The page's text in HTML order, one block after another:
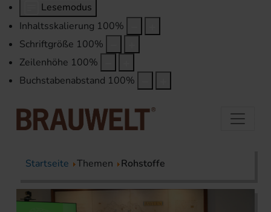
Lesemodus
Inhaltsskalierung 100%
Schriftgröße 100%
Zeilenhöhe 100%
Buchstabenabstand 100%
Startseite Themen Rohstoffe